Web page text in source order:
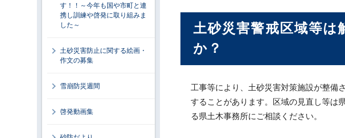
土砂災害警戒区域等
か？
工事等により、土砂災害対策施設が整備
することがあります。区域の見直し等は
る県土木事務所にご相談ください。
す！！～今年も国や市町と連
携し訓練や啓発に取り組みま
した～
土砂災害防止に関する絵画・
作文の募集
雪崩防災週間
啓発動画集